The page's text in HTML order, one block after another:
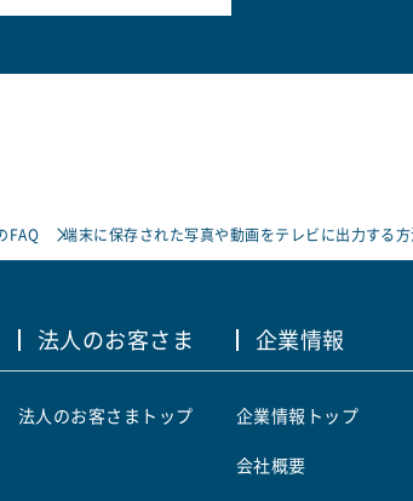
FAQ 端末に保存された写真や動画をテレビに出力する方
法人のお客さま
法人のお客さまトップ
企業情報
企業情報トップ
会社概要